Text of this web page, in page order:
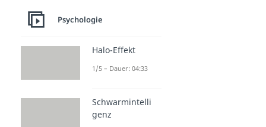
Psychologie
Halo-Effekt
1/5 – Dauer: 04:33
Schwarmintelli
genz